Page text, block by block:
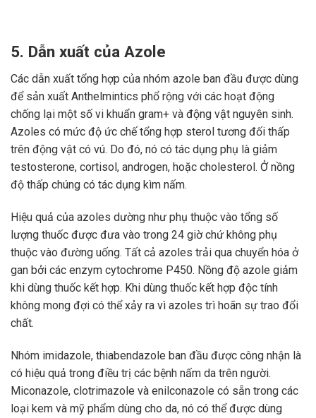
5. Dẫn xuất của Azole
Các dẫn xuất tổng hợp của nhóm azole ban đầu được dùng
để sản xuất Anthelmintics phổ rộng với các hoạt động
chống lại một số vi khuẩn gram+ và động vật nguyên sinh.
Azoles có mức độ ức chế tổng hợp sterol tương đối thấp
trên động vật có vú. Do đó, nó có tác dụng phụ là giảm
testosterone, cortisol, androgen, hoặc cholesterol. Ở nồng
độ thấp chúng có tác dụng kìm nấm.
Hiệu quả của azoles dường như phụ thuộc vào tổng số
lượng thuốc được đưa vào trong 24 giờ chứ không phụ
thuộc vào đường uống. Tất cả azoles trải qua chuyển hóa ở
gan bởi các enzym cytochrome P450. Nồng độ azole giảm
khi dùng thuốc kết hợp. Khi dùng thuốc kết hợp độc tính
không mong đợi có thể xảy ra vì azoles trì hoãn sự trao đổi
chất.
Nhóm imidazole, thiabendazole ban đầu được công nhận là
có hiệu quả trong điều trị các bệnh nấm da trên người.
Miconazole, clotrimazole và enilconazole có sẵn trong các
loại kem và mỹ phẩm dùng cho da, nó có thể được dùng